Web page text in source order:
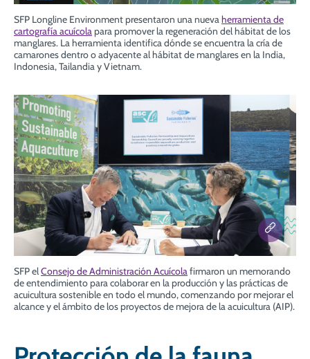
SFP Longline Environment presentaron una nuevaherramienta de
cartografía acuícolapara promover la regeneración del hábitat de los
manglares. La herramientaidentifica dónde se encuentra la cría de
camarones dentro o adyacente al hábitat de manglares en la India,
Indonesia, Tailandia y Vietnam.
SFP elConsejo de Administración Acuícolafirmaron un memorando
de entendimiento paracolaborar en la producción y las prácticas de
acuicultura sostenible en todo el mundo, comenzando por mejorar el
alcance y el ámbito de los proyectos de mejora de la acuicultura (AIP).